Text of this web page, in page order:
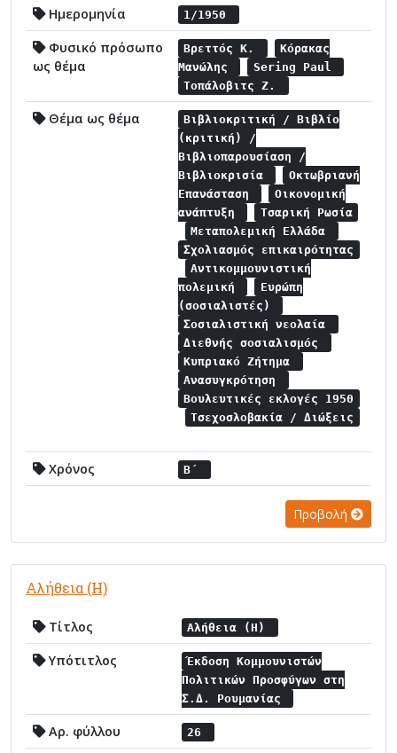
Ημερομηνία 1/1950
Φυσικό πρόσωπο
ως θέμα
Βρεττός Κ.
Κόρακας
Μανώλης
Sering Paul
Τοπάλοβιτς Ζ.
Θέμα ως θέμα
Βιβλιοκριτική / Βιβλίο
(κριτική) /
Βιβλιοπαρουσίαση /
Βιβλιοκρισία
Οκτωβριανή
Επανάσταση
Οικονομική
ανάπτυξη
Τσαρική Ρωσία
Μεταπολεμική Ελλάδα
Σχολιασμός επικαιρότητας
Αντικομμουνιστική
πολεμική
Ευρώπη
(σοσιαλιστές)
Σοσιαλιστική νεολαία
Διεθνής σοσιαλισμός
Κυπριακό Ζήτημα
Ανασυγκρότηση
Βουλευτικές εκλογές 1950
Τσεχοσλοβακία / Διώξεις
Χρόνος Β΄
Προβολή
Αλήθεια (Η)
Τίτλος Αλήθεια (Η)
Υπότιτλος
Έκδοση Κομμουνιστών
Πολιτικών Προσφύγων στη
Σ.Δ. Ρουμανίας
Αρ. φύλλου 26